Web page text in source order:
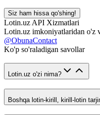
Siz ham hissa qo'shing!
Lotin.uz API Xizmatlari
Lotin.uz imkoniyatlaridan o'z
@ObunaContact
Ko'p so'raladigan savollar
Lotin.uz o'zi nima?
Boshqa lotin-kirill, kirill-lotin